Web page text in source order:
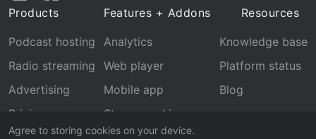
Agree to storing cookies on your device.
LinkedInFacebook
Products
Podcast hosting
Radio streaming
Advertising
Pricing
Features + Addons
Analytics
Web player
Mobile app
Stream archive
Resources
Knowledge base
Platform status
Blog